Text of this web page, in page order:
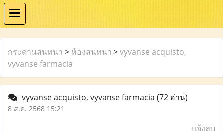
กระดานสนทนา > ห้องสนทนา >vyvanse acquisto,
vyvanse farmacia
vyvanse acquisto, vyvanse farmacia (72 อ่าน)
8 ส.ค. 2568 15:21
แจ้งลบ